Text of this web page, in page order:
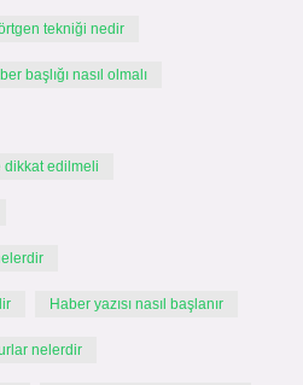
tekniği nedir
başlığı nasıl olmalı
dikkat edilmeli
Haber yazısı nasıl başlanır
nelerdir